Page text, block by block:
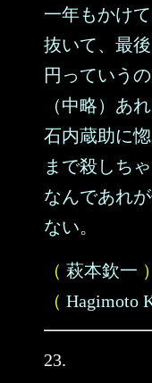
一年もかけ
抜いて、最
円っていう
（中略）あ
石内蔵助に
まで殺しち
なんであれ
ない。
（ 萩本欽一 ）
（ Hagimoto
23.